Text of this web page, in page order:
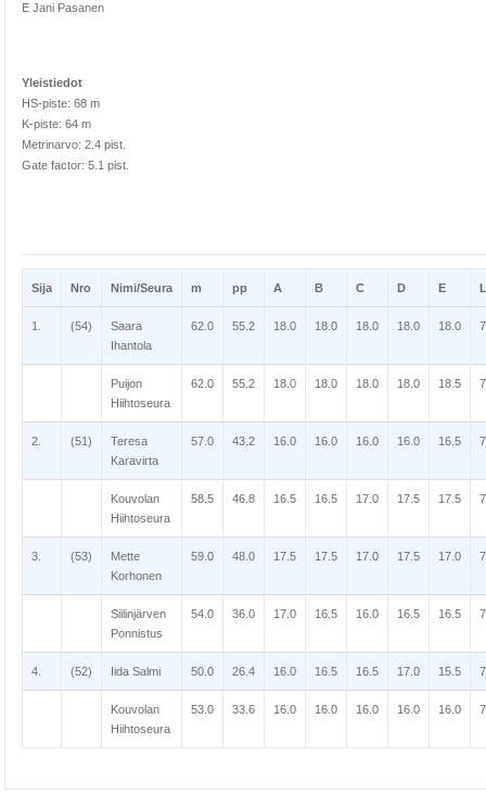
E Jani Pasanen
Yleistiedot
HS-piste: 68 m
K-piste: 64 m
Metrinarvo: 2.4 pist.
Gate factor: 5.1 pist.
Sija Nro Nimi/Seura m pp A B C D E
1. (54)
Saara
Ihantola
62.0 55.2 18.0 18.0 18.0 18.0 18.0 7
Puijon
Hiihtoseura
62.0 55.2 18.0 18.0 18.0 18.0 18.5 7
2. (51)
Teresa
Karavirta
57.0 43.2 16.0 16.0 16.0 16.0 16.5 7
Kouvolan
Hiihtoseura
58.5 46.8 16.5 16.5 17.0 17.5 17.5 7
3. (53)
Mette
Korhonen
59.0 48.0 17.5 17.5 17.0 17.5 17.0 7
Siilinjärven
Ponnistus
54.0 36.0 17.0 16.5 16.0 16.5 16.5 7
4. (52) Iida Salmi 50.0 26.4 16.0 16.5 16.5 17.0 15.5 7
Kouvolan
Hiihtoseura
53.0 33.6 16.0 16.0 16.0 16.0 16.0 7